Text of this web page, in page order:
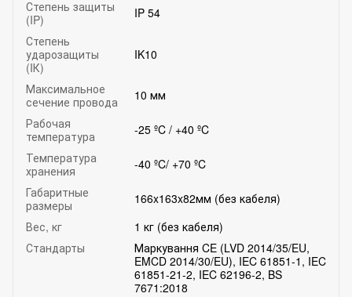
Степень защиты
(IP)
IP 54
Степень
ударозащиты
(IК)
IK10
Максимальное
сечение провода
10 мм
Рабочая
температура
-25 ºC / +40 ºC
Температура
хранения
-40 ºC/ +70 ºC
Габаритные
размеры
166x163x82мм (без кабеля)
Вес, кг
1 кг (без кабеля)
Стандарты
Маркування CE (LVD 2014/35/EU,
EMCD 2014/30/EU), IEC 61851-1, IEC
61851-21-2, IEC 62196-2, BS
7671:2018